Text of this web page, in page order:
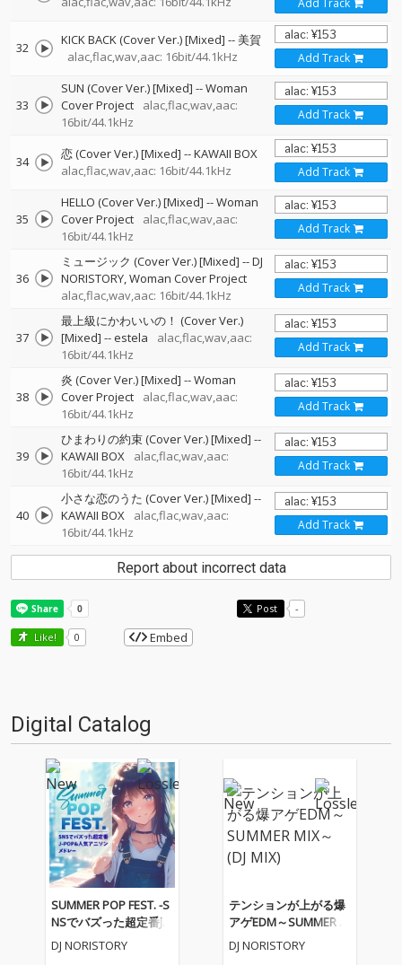
Add Track
32 KICK BACK (Cover Ver.) [Mixed] --美賀
alac,flac,wav,aac: 16bit/44.1kHz
Add Track
33
SUN (Cover Ver.) [Mixed] --Woman
Cover Project
alac,flac,wav,aac:
16bit/44.1kHz
Add Track
34 恋 (Cover Ver.) [Mixed] --KAWAII BOX
alac,flac,wav,aac: 16bit/44.1kHz
Add Track
35
HELLO (Cover Ver.) [Mixed] --Woman
Cover Project
alac,flac,wav,aac:
16bit/44.1kHz
Add Track
36
ミュージック (Cover Ver.) [Mixed] --DJ
NORISTORY Woman Cover Project
alac,flac,wav,aac: 16bit/44.1kHz
Add Track
37
最上級にかわいいの！ (Cover Ver.)
[Mixed] --estela
alac,flac,wav,aac:
16bit/44.1kHz
Add Track
38
炎 (Cover Ver.) [Mixed] --Woman
Cover Project
alac,flac,wav,aac:
16bit/44.1kHz
Add Track
39
ひまわりの約束 (Cover Ver.) [Mixed] --
KAWAII BOX
alac,flac,wav,aac:
16bit/44.1kHz
Add Track
40
小さな恋のうた (Cover Ver.) [Mixed] --
KAWAII BOX
alac,flac,wav,aac:
16bit/44.1kHz
Add Track
Report about incorrect data
Post -
Like! 0 Embed
Digital Catalog
SUMMER POP FEST. -S
NSでバズった超定番J-P
OP&人気アニソンメド
レー- (DJ MIX)
DJ NORISTORY
テンションが上がる爆
アゲEDM～SUMMER M
IX～ (DJ MIX)
DJ NORISTORY